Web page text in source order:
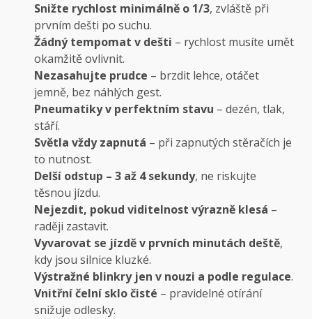
Snižte rychlost minimálně o 1/3, zvláště při
prvním dešti po suchu.
Žádný tempomat v dešti – rychlost musíte umět
okamžitě ovlivnit.
Nezasahujte prudce – brzdit lehce, otáčet
jemně, bez náhlých gest.
Pneumatiky v perfektním stavu – dezén, tlak,
stáří.
Světla vždy zapnutá – při zapnutých stěračích je
to nutnost.
Delší odstup – 3 až 4 sekundy, ne riskujte
těsnou jízdu.
Nejezdit, pokud viditelnost výrazně klesá –
raději zastavit.
Vyvarovat se jízdě v prvních minutách deště,
kdy jsou silnice kluzké.
Výstražné blinkry jen v nouzi a podle regulace.
Vnitřní čelní sklo čisté – pravidelné otírání
snižuje odlesky.